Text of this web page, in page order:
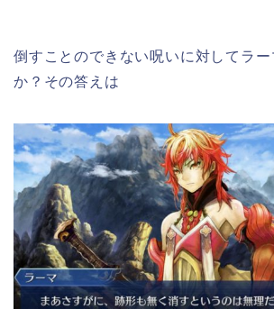
倒すことのできない呪いに対してラ
か？その答えは